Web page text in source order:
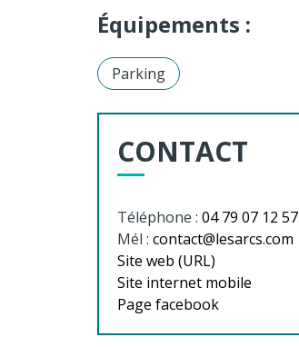
Équipements :
Parking
CONTACT
Téléphone : 04 79 07 12 57
Mél : contact@lesarcs.com
Site web (URL)
Site internet mobile
Page facebook